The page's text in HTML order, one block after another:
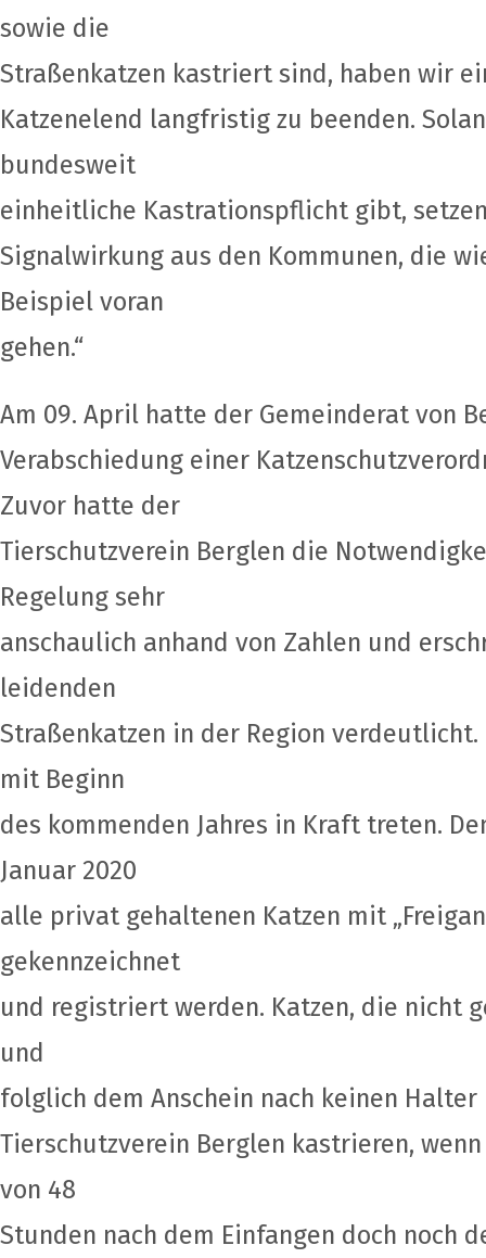
sowie die
Straßenkatzen kastriert sind, haben wir
Katzenelend langfristig zu beenden.
bundesweit
einheitliche Kastrationspflicht gibt,
Signalwirkung aus den Kommunen, die
Beispiel voran
gehen.“
Am 09. April hatte der Gemeinderat von
Verabschiedung einer
Zuvor hatte der
Tierschutzverein Berglen die
Regelung sehr
anschaulich anhand von Zahlen und
leidenden
Straßenkatzen in der Region verdeutlicht.
mit Beginn
des kommenden Jahres in Kraft treten.
Januar 2020
alle privat gehaltenen Katzen mit
gekennzeichnet
und registriert werden. Katzen, die nicht
und
folglich dem Anschein nach keinen
Tierschutzverein Berglen kastrieren,
von 48
Stunden nach dem Einfangen doch noch